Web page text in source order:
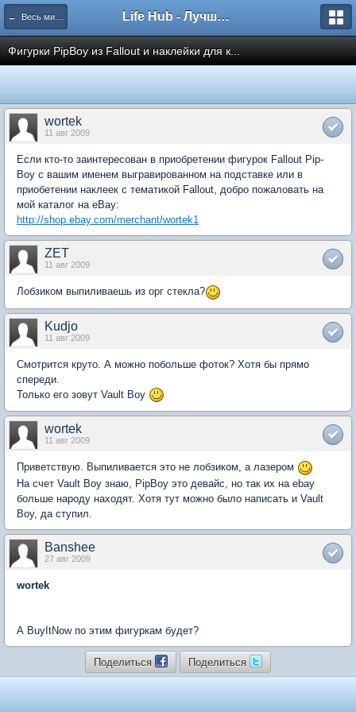
← Весь мир Fallout Life Hub - Лучшие компьютерные игры мира
Фигурки PipBoy из Fallout и наклейки для к...
wortek
11 авг 2009
Если кто-то заинтересован в приобретении фигурок Fallout Pip-
Boy с вашим именем выгравированном на подставке или в
приобетении наклеек с тематикой Fallout, добро пожаловать на
мой каталог на eBay:
http://shop.ebay.com/merchant/wortek1
ZET
11 авг 2009
Лобзиком выпиливаешь из орг стекла?
Kudjo
11 авг 2009
Смотрится круто. А можно побольше фоток? Хотя бы прямо
спереди.
Только его зовут Vault Boy
wortek
11 авг 2009
Приветствую. Выпиливается это не лобзиком, а лазером
На счет Vault Boy знаю, PipBoy это девайс, но так их на ebay
больше народу находят. Хотя тут можно было написать и Vault
Boy, да ступил.
Banshee
27 авг 2009
wortek
А BuyItNow по этим фигуркам будет?
Поделиться Поделиться